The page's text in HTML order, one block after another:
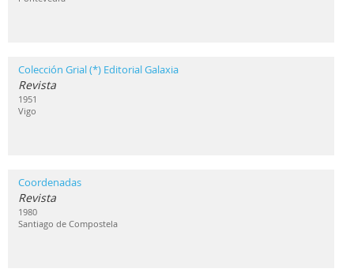
Colección Grial (*) Editorial Galaxia
Revista
1951
Vigo
Coordenadas
Revista
1980
Santiago de Compostela